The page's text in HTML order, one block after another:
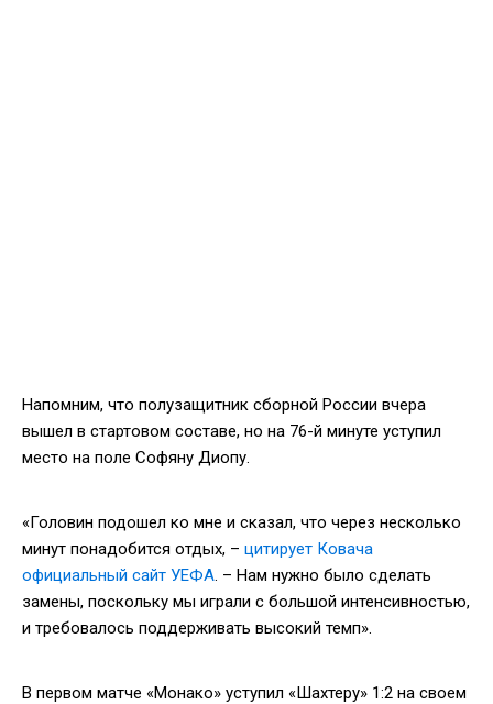
Напомним, что полузащитник сборной России вчера
вышел в стартовом составе, но на 76-й минуте уступил
место на поле Софяну Диопу.
«Головин подошел ко мне и сказал, что через несколько
минут понадобится отдых, – цитирует Ковача
официальный сайт УЕФА. – Нам нужно было сделать
замены, поскольку мы играли с большой интенсивностью,
и требовалось поддерживать высокий темп».
В первом матче «Монако» уступил «Шахтеру» 1:2 на своем